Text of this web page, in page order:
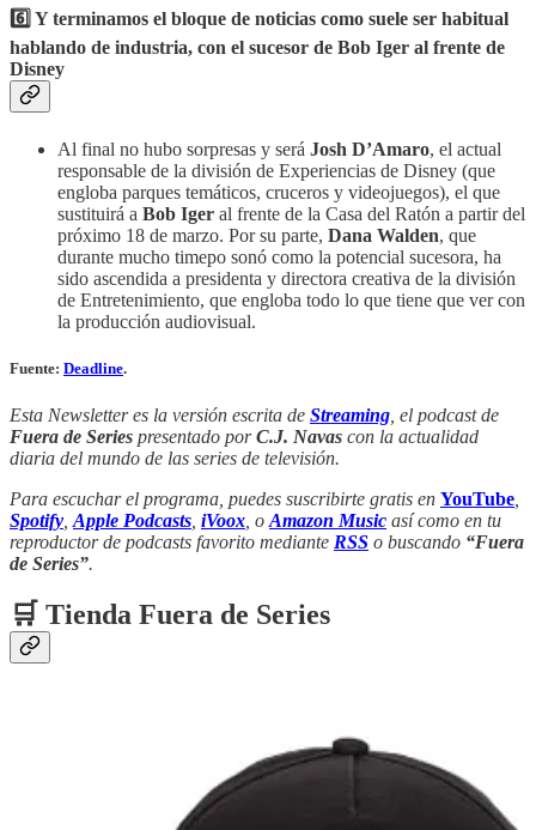
6️⃣ Y terminamos el bloque de noticias como suele ser habitual
hablando de industria, con el sucesor de Bob Iger al frente de
Disney
Al final no hubo sorpresas y será Josh D’Amaro, el actual
responsable de la división de Experiencias de Disney (que
engloba parques temáticos, cruceros y videojuegos), el que
sustituirá a Bob Iger al frente de la Casa del Ratón a partir del
próximo 18 de marzo. Por su parte, Dana Walden, que
durante mucho timepo sonó como la potencial sucesora, ha
sido ascendida a presidenta y directora creativa de la división
de Entretenimiento, que engloba todo lo que tiene que ver con
la producción audiovisual.
Fuente: Deadline.‎‎‎
Esta Newsletter es la versión escrita de Streaming , el podcast de
Fuera de Series presentado porC.J. Navas con la actualidad
diaria del mundo de las series de televisión.
Para escuchar el programa, puedes suscribirte gratis en YouTube
Spotify Apple Podcasts iVoox , o Amazon Music así como en tu
reproductor de podcasts favorito mediante RSS o buscando “Fuera
de Series”.
🛒 Tienda Fuera de Series